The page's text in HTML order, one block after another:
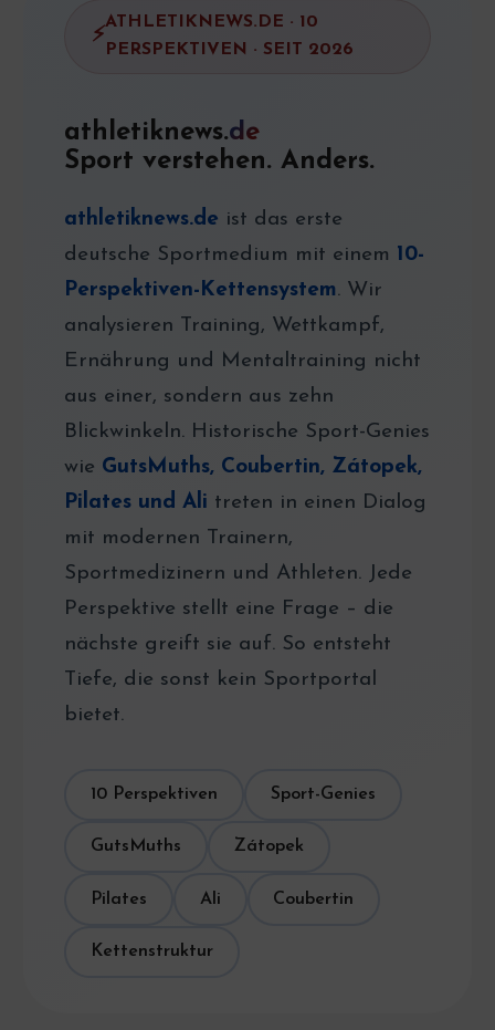
ATHLETIKNEWS.DE · 10
PERSPEKTIVEN · SEIT 2026
athletiknews.de
Sport verstehen. Anders.
athletiknews.de ist das erste
deutsche Sportmedium mit einem 10-
Perspektiven-Kettensystem. Wir
analysieren Training, Wettkampf,
Ernährung und Mentaltraining nicht
aus einer, sondern aus zehn
Blickwinkeln. Historische Sport-Genies
wie GutsMuths, Coubertin, Zátopek,
Pilates und Ali treten in einen Dialog
mit modernen Trainern,
Sportmedizinern und Athleten. Jede
Perspektive stellt eine Frage – die
nächste greift sie auf. So entsteht
Tiefe, die sonst kein Sportportal
bietet.
10 Perspektiven Sport-Genies
GutsMuths Zátopek
Pilates Ali Coubertin
Kettenstruktur